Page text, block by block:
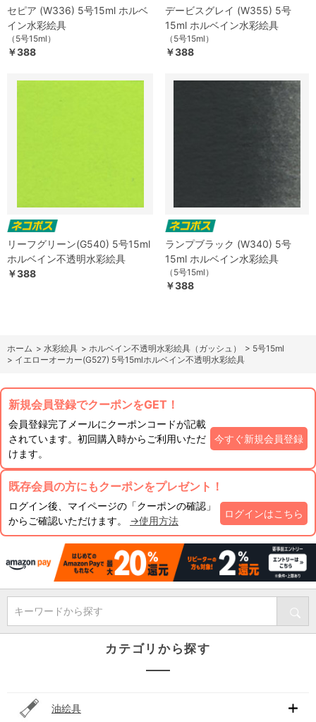
セピア (W336) 5号15ml ホルベ
イン水彩絵具
（5号15ml）
￥388
デービスグレイ (W355) 5号
15ml ホルベイン水彩絵具
（5号15ml）
￥388
リーフグリーン(G540) 5号15ml
ホルベイン不透明水彩絵具
￥388
ランプブラック (W340) 5号
15ml ホルベイン水彩絵具
（5号15ml）
￥388
ホーム > 水彩絵具 > ホルベイン不透明水彩絵具（ガッシュ） > 5号15ml
> イエローオーカー(G527) 5号15mlホルベイン不透明水彩絵具
新規会員登録でクーポンをGET！
会員登録完了メールにクーポンコードが記載
されています。初回購入時からご利用いただ
けます。
今すぐ新規会員登録
既存会員の方にもクーポンをプレゼント！
ログイン後、マイページの「クーポンの確認」
からご確認いただけます。 →使用方法
ログインはこちら
キーワードから探す
カテゴリから探す
油絵具